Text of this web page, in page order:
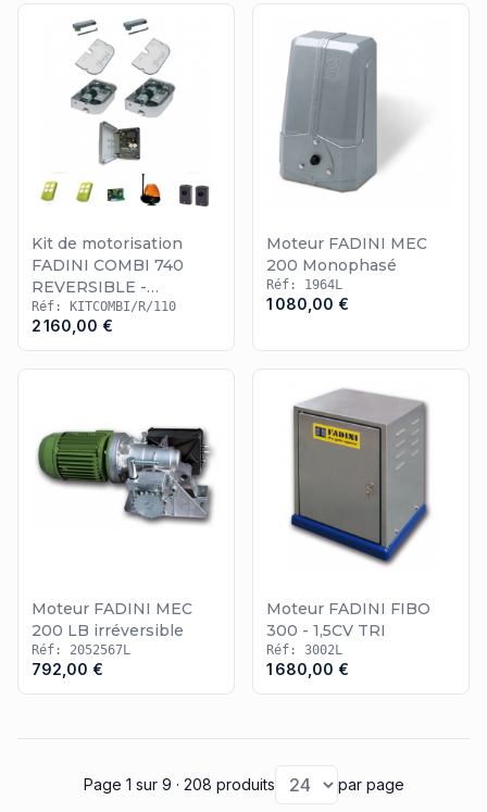
Kit de motorisation
FADINI COMBI 740
REVERSIBLE -
ouverture 110°
Réf: KITCOMBI/R/110
2 160,00 €
Moteur FADINI MEC
200 Monophasé
Réf: 1964L
1 080,00 €
Moteur FADINI MEC
200 LB irréversible
Réf: 2052567L
792,00 €
Moteur FADINI FIBO
300 - 1,5CV TRI
Réf: 3002L
1 680,00 €
Page 1 sur 9 · 208 produits par page